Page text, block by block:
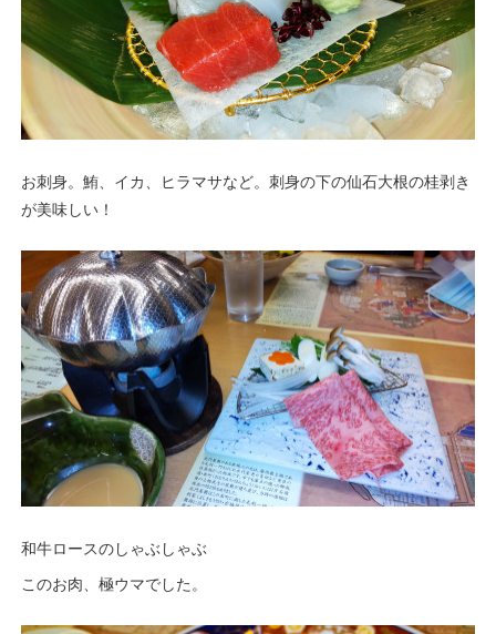
お刺身。鮪、イカ、ヒラマサなど。刺身の下の仙石大根の桂剥き
が美味しい！
和牛ロースのしゃぶしゃぶ
このお肉、極ウマでした。